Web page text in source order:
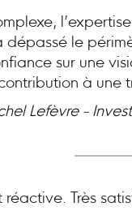
dépassé le
sur une
à une
Lefèvre -
Très